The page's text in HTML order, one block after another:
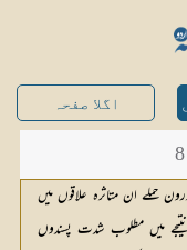
اگلا صفحہ
ڈرون حملے ان متاثرہ علاقوں میں
میں مطلوب شدت پسندوں